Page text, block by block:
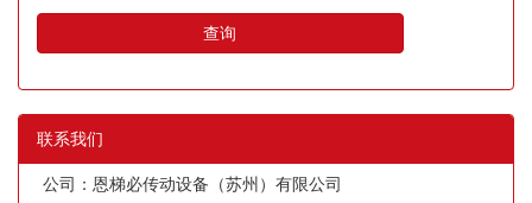
查询
联系我们
公司：恩梯必传动设备（苏州）有限公司